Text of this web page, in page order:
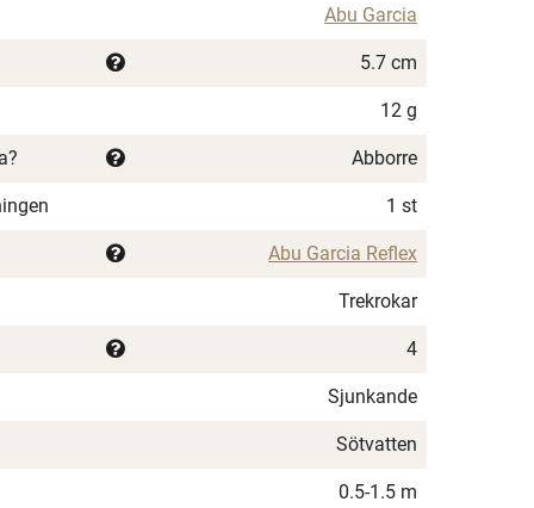
Abu Garcia
5.7 cm
12 g
Abborre
1 st
Abu Garcia Reflex
Trekrokar
4
Sjunkande
Sötvatten
0.5-1.5 m